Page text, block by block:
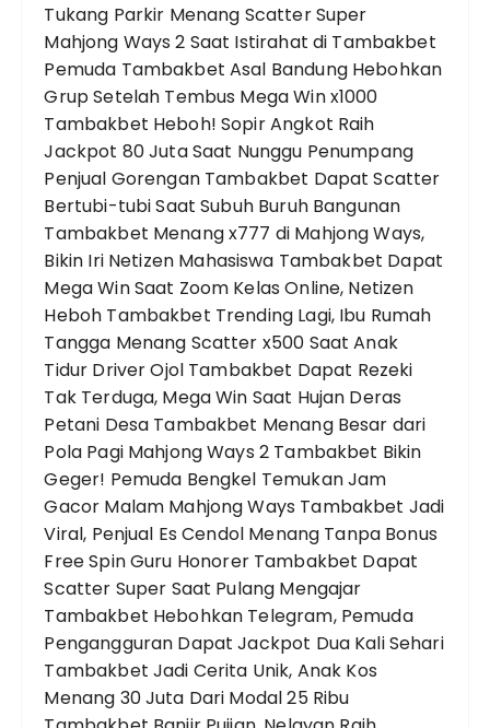
Tukang Parkir Menang Scatter Super
Mahjong Ways 2 Saat Istirahat di Tambakbet
Pemuda Tambakbet Asal Bandung Hebohkan
Grup Setelah Tembus Mega Win x1000
Tambakbet Heboh! Sopir Angkot Raih
Jackpot 80 Juta Saat Nunggu Penumpang
Penjual Gorengan Tambakbet Dapat Scatter
Bertubi-tubi Saat Subuh Buruh Bangunan
Tambakbet Menang x777 di Mahjong Ways,
Bikin Iri Netizen Mahasiswa Tambakbet Dapat
Mega Win Saat Zoom Kelas Online, Netizen
Heboh Tambakbet Trending Lagi, Ibu Rumah
Tangga Menang Scatter x500 Saat Anak
Tidur Driver Ojol Tambakbet Dapat Rezeki
Tak Terduga, Mega Win Saat Hujan Deras
Petani Desa Tambakbet Menang Besar dari
Pola Pagi Mahjong Ways 2 Tambakbet Bikin
Geger! Pemuda Bengkel Temukan Jam
Gacor Malam Mahjong Ways Tambakbet Jadi
Viral, Penjual Es Cendol Menang Tanpa Bonus
Free SpinGuru Honorer Tambakbet Dapat
Scatter Super Saat Pulang Mengajar
Tambakbet Hebohkan Telegram, Pemuda
Pengangguran Dapat Jackpot Dua Kali Sehari
Tambakbet Jadi Cerita Unik, Anak Kos
Menang 30 Juta Dari Modal 25 Ribu